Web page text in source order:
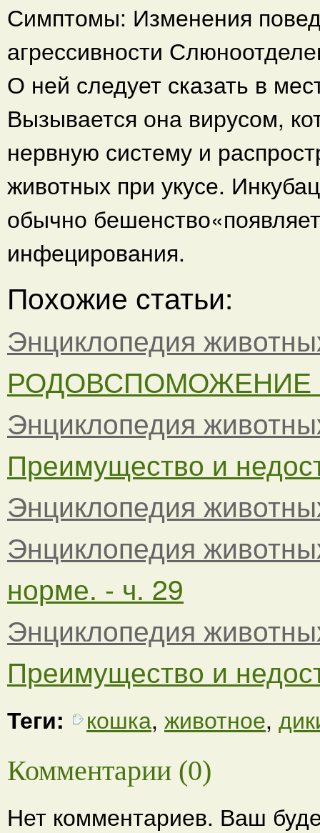
Симптомы: Изменения
агрессивности
О ней следует сказать в
Вызывается она вирусом,
нервную систему и
животных при укусе.
обычно
инфецирования.
Похожие статьи:
Энциклопедия
РОДОВСПОМОЖЕНИЕ
Энциклопедия
Преимущество и
Энциклопедия
Энциклопедия
норме. - ч. 29
Энциклопедия
Преимущество и
Теги: кошка, животное,
Комментарии (0)
Нет комментариев. Ваш